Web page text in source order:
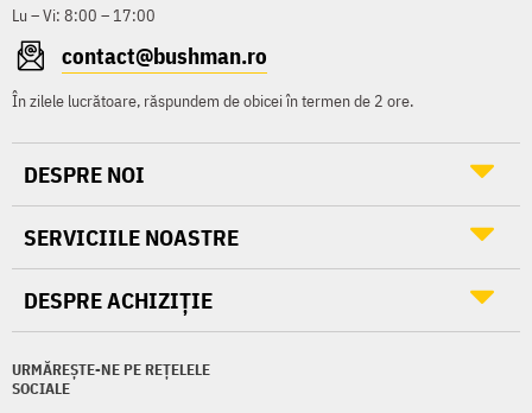
Lu – Vi: 8:00 – 17:00
contact@bushman.ro
În zilele lucrătoare, răspundem de obicei în termen de 2 ore.
URMĂREȘTE-NE PE REȚELELE
SOCIALE
DESPRE NOI
SERVICIILE NOASTRE
DESPRE ACHIZIȚIE